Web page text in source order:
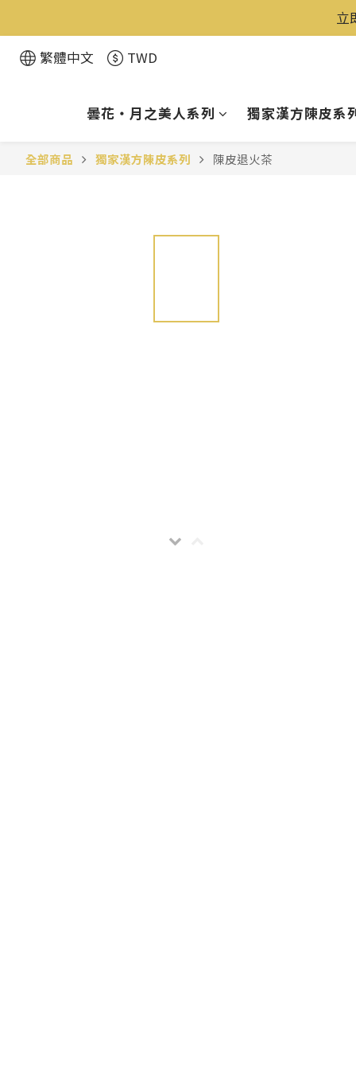
立
繁體中文 TWD
曇花・月之美人系列 獨家漢方陳皮系
全部商品 獨家漢方陳皮系列 陳皮退火茶